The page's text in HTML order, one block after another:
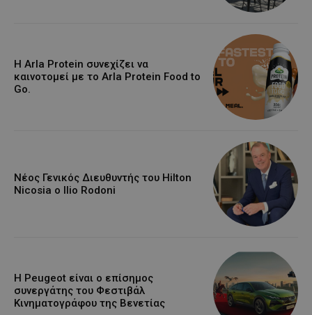
Η Arla Protein συνεχίζει να
καινοτομεί με το Arla Protein Food to
Go.
Νέος Γενικός Διευθυντής του Hilton
Nicosia ο Ilio Rodoni
Η Peugeot είναι ο επίσημος
συνεργάτης του Φεστιβάλ
Κινηματογράφου της Βενετίας